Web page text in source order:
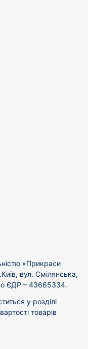
«Прикраси
вул. Смілянська,
ЄДР – 43665334.
у розділі
товарів